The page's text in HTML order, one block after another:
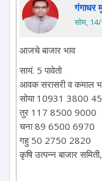
गंगाधर
सोम,
आजचे बाजार भाव
सायं. 5 पावेतो
आवक सरासरी व कमाल
सोया 10931 3800
तुर 117 8500 9000
चना 89 6500 6970
गहु 50 2750 2820
कृषि उत्पन्न बाजार